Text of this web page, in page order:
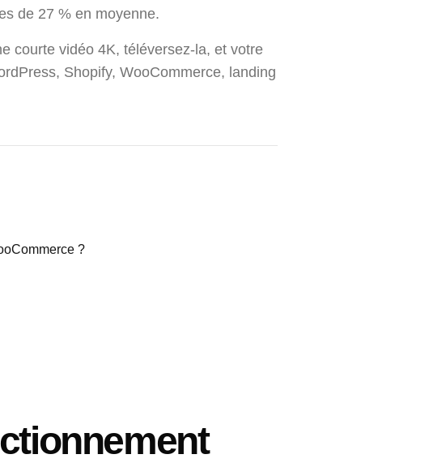
de 27 % en moyenne.
courte vidéo 4K, téléversez-la, et votre
Shopify, WooCommerce, landing
?